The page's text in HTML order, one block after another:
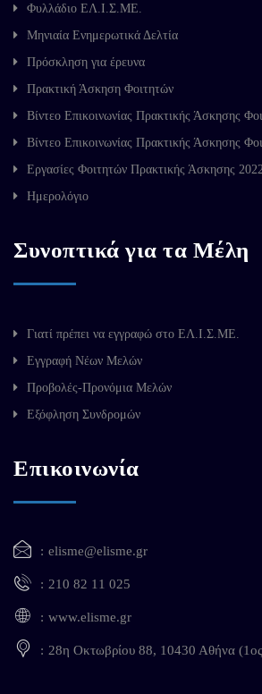
Φυλλάδιο ΕΛ.Ι.Σ.ΜΕ.
Μηνιαία Ενημερωτικά Δελτία
Πρόσκληση για έρευνα
Πρακτική Άσκηση Φοιτητών
Βίντεο Επικοινωνίας Πρακτικής Άσκησης
Βίντεο Επικοινωνίας Πρακτικής Άσκησης
Εργασίες Φοιτητών Πρακτικής Άσκησης 2022
Ημερολόγιο
Συνοπτικά για τα Μέλη
Γιατί πρέπει να εγγραφώ στο ΕΛ.Ι.Σ.ΜΕ.
Εγγραφή Νέων Μελών
Προβολές-Προνόμια Μελών
Εξόφληση Συνδρομών
Επικοινωνία
elisme@elisme.gr
210 82 11 025
www.elisme.gr
28η Οκτωβρίου 88, 10430 Αθήνα